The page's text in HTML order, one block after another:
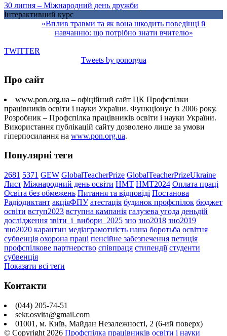
30 липня – Міжнародний день дружби
Інтерактивний курс
«Вплив травми та як вона шкодить поведінці й
навчанню: що потрібно знати вчителю»
TWITTER
Tweets by ponorgua
Про сайт
www.pon.org.ua – офіційний сайт ЦК Профспілки
працівників освіти і науки України. Функціонує із 2006 року.
Розробник – Профспілка працівників освіти і науки України.
Використання публікацій сайту дозволено лише за умови
гіперпосилання на www.pon.org.ua.
Популярні теги
2681 5371 GEW GlobalTeacherPrize GlobalTeacherPrizeUkraine
Лист Міжнародний день освіти НМТ НМТ2024 Оплата праці
Освіта без обмежень Питання та відповіді Постанова
Радіодиктант акціяФПУ атестація будинок профспілок бюджет
освіти вступ2023 вступна кампанія галузева угода деньдій
дослідження звіти_і_вибори_2025 зно зно2018 зно2019
зно2020 карантин медіаграмотність наша боротьба освітня
субвенція охорона праці пенсійне забезпечення петиція
профспілкове партнерство співпраця стипендії студенти
субвенція
Показати всі теґи
Контакти
(044) 205-74-51
sekr.osvita@gmail.com
01001, м. Київ, Майдан Незалежності, 2 (6-ий поверх)
© Copyright 2026 Профспілка працівників освіти і науки